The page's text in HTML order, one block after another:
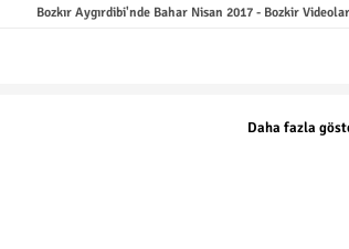
Bozkır Aygırdibi'nde Bahar Nisan 2017 - Bozkir
Daha fazla